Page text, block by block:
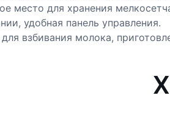
место для хранения
удобная панель управления.
взбивания молока,